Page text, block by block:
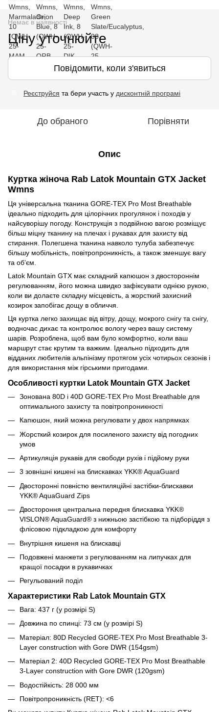
Немає в наявності
Ціну уточнюйте
Повідомити, коли з'явиться
Реєструйся та бери участь у дисконтній програмі
До обраного Порівняти
Опис
Куртка жіноча Rab Latok Mountain GTX Jacket
Wmns
Ця універсальна тканина GORE-TEX Pro Most Breathable
ідеально підходить для цілорічних прогулянок і походів у
найсуворішу погоду. Конструкція з подвійною вагою розміщує
більш міцну тканину на плечах і рукавах для захисту від
стирання. Полегшена тканина навколо тулуба забезпечує
більшу мобільність, повітропроникність, а також зменшує вагу
та об’єм.
Latok Mountain GTX має складний капюшон з двостороннім
регулюванням, його можна швидко зафіксувати однією рукою,
коли ви долаєте складну місцевість, а жорсткий захисний
козирок запобігає дощу в обличчя.
Ця куртка легко захищає від вітру, дощу, мокрого снігу та снігу,
водночас дихає та контролює вологу через вашу систему
шарів. Розроблена, щоб вам було комфортно, коли ваш
маршрут стає крутим та важким. Ідеально підходить для
відданих любителів альпінізму протягом усіх чотирьох сезонів і
для використання між гірськими пригодами.
Особливості куртки Latok Mountain GTX Jacket
Зонована 80D і 40D GORE-TEX Pro Most Breathable для
оптимального захисту та повітропроникності
Капюшон, який можна регулювати у двох напрямках
Жорсткий козирок для посиленого захисту від погодних
умов
Артикуляція рукавів для свободи рухів і підйому руки
3 зовнішні кишені на блискавках YKK® AquaGuard
Двосторонні повністю вентиляційні застібки-блискавки
YKK® AquaGuard Zips
Двостороння центральна передня блискавка YKK®
VISLON® AquaGuard® з нижньою застібкою та підборіддя з
флісовою підкладкою для комфорту
Внутрішня кишеня на блискавці
Подовжені манжети з регулюванням на липучках для
кращої посадки в рукавичках
Регульований поділ
Характеристики Rab Latok Mountain GTX
Вага: 437 г (у розмірі S)
Довжина по спинці: 73 см (у розмірі S)
Матеріал: 80D Recycled GORE-TEX Pro Most Breathable 3-
Layer construction with Gore DWR (154gsm)
Матеріал 2: 40D Recycled GORE-TEX Pro Most Breathable
3-Layer construction with Gore DWR (120gsm)
Водостійкість: 28 000 мм
Повітропроникність (RET): <6